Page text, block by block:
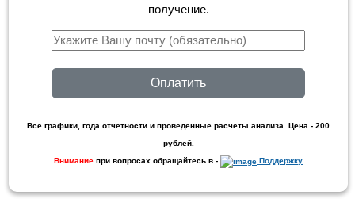
получение.
Оплатить
Все графики, года отчетности и проведенные расчеты анализа. Цена - 200
рублей.
Внимание при вопросах обращайтесь в - Поддержку